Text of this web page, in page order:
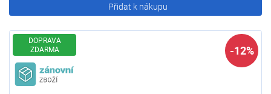
Přidat k nákupu
DOPRAVA
ZDARMA
-12%